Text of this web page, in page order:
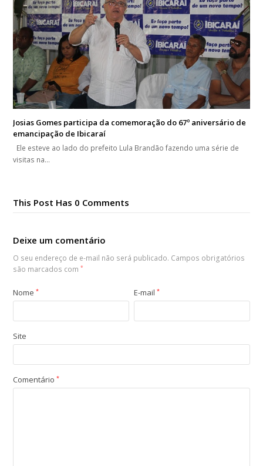
Josias Gomes participa da comemoração do 67º aniversário de
emancipação de Ibicaraí
Ele esteve ao lado do prefeito Lula Brandão fazendo uma série de
visitas na…
This Post Has 0 Comments
Deixe um comentário
O seu endereço de e-mail não será publicado. Campos obrigatórios
são marcados com*
Nome* E-mail*
Site
Comentário*